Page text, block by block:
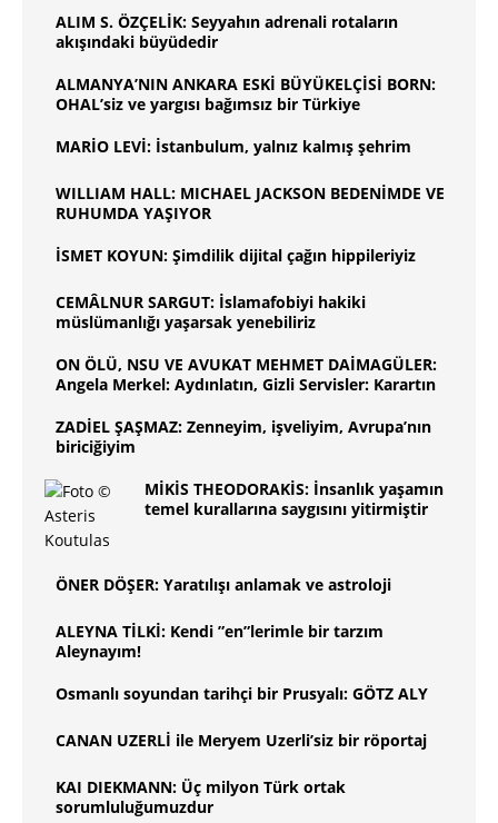
ALIM S. ÖZÇELİK: Seyyahın adrenali rotaların
akışındaki büyüdedir
ALMANYA’NIN ANKARA ESKİ BÜYÜKELÇİSİ BORN:
OHAL’siz ve yargısı bağımsız bir Türkiye
MARİO LEVİ: İstanbulum, yalnız kalmış şehrim
WILLIAM HALL: MICHAEL JACKSON BEDENİMDE VE
RUHUMDA YAŞIYOR
İSMET KOYUN: Şimdilik dijital çağın hippileriyiz
CEMÂLNUR SARGUT: İslamafobiyi hakiki
müslümanlığı yaşarsak yenebiliriz
ON ÖLÜ, NSU VE AVUKAT MEHMET DAİMAGÜLER:
Angela Merkel: Aydınlatın, Gizli Servisler: Karartın
ZADİEL ŞAŞMAZ: Zenneyim, işveliyim, Avrupa’nın
biriciğiyim
MİKİS THEODORAKİS: İnsanlık yaşamın
temel kurallarına saygısını yitirmiştir
ÖNER DÖŞER: Yaratılışı anlamak ve astroloji
ALEYNA TİLKİ: Kendi ”en”lerimle bir tarzım
Aleynayım!
Osmanlı soyundan tarihçi bir Prusyalı: GÖTZ ALY
CANAN UZERLİ ile Meryem Uzerli’siz bir röportaj
KAI DIEKMANN: Üç milyon Türk ortak
sorumluluğumuzdur